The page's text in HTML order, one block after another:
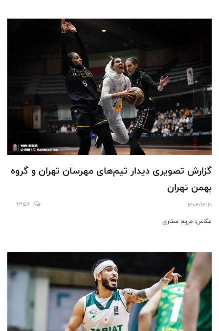
گزارش تصویری دیدار تیم‌های مهرسان تهران و گروه
بهمن تهران
1402/12/19
6357
عکاس: مریم ستاری